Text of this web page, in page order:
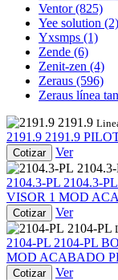
Ventor (825)
Yee solution (2)
Yxsmps (1)
Zende (6)
Zenit-zen (4)
Zeraus (596)
Zeraus línea
2191.9
2191.9 2191.9
Cotizar
Ver
2104.3-PL 2104.3-PL
VISOR 1 MOD
Cotizar
Ver
2104-PL
2104-PL 2104-PL
MOD ACABADO
Cotizar
Ver